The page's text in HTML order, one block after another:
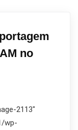
no
2113"
wp-